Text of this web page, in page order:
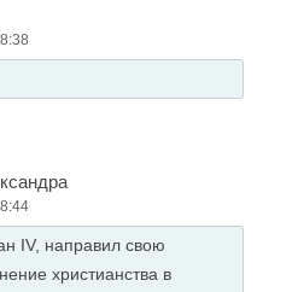
IV, направил свою
христианства в